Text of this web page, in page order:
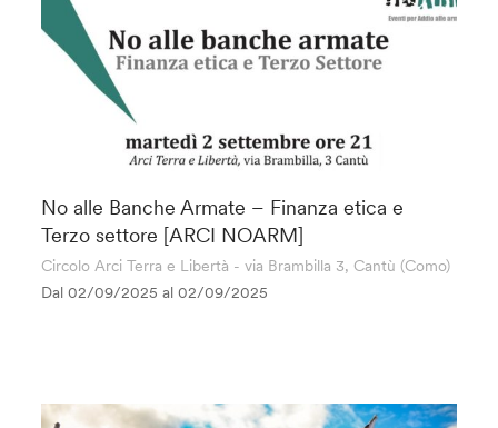
No alle Banche Armate – Finanza etica e
Terzo settore [ARCI NOARM]
Circolo Arci Terra e Libertà - via Brambilla 3, Cantù (Como)
Dal 02/09/2025 al02/09/2025